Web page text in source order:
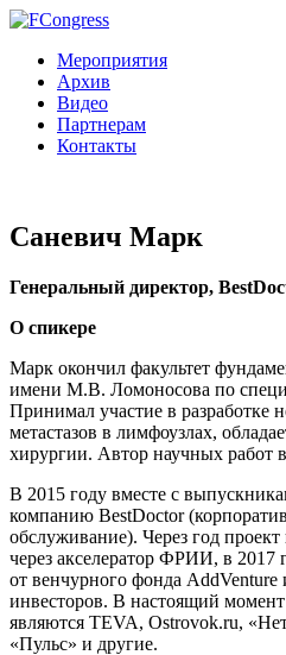
Мероприятия
Архив
Видео
Партнерам
Контакты
Саневич Марк
Генеральный директор,
О спикере
Марк окончил факультет
имени М.В. Ломоносова по
Принимал участие в разработке
метастазов в лимфоузлах,
хирургии. Автор научных работ
В 2015 году вместе с
компанию BestDoctor
обслуживание). Через год
через акселератор ФРИИ, в 2017
от венчурного фонда
инвесторов. В настоящий
являются TEVA, Ostrovok.ru,
«Пульс» и другие.